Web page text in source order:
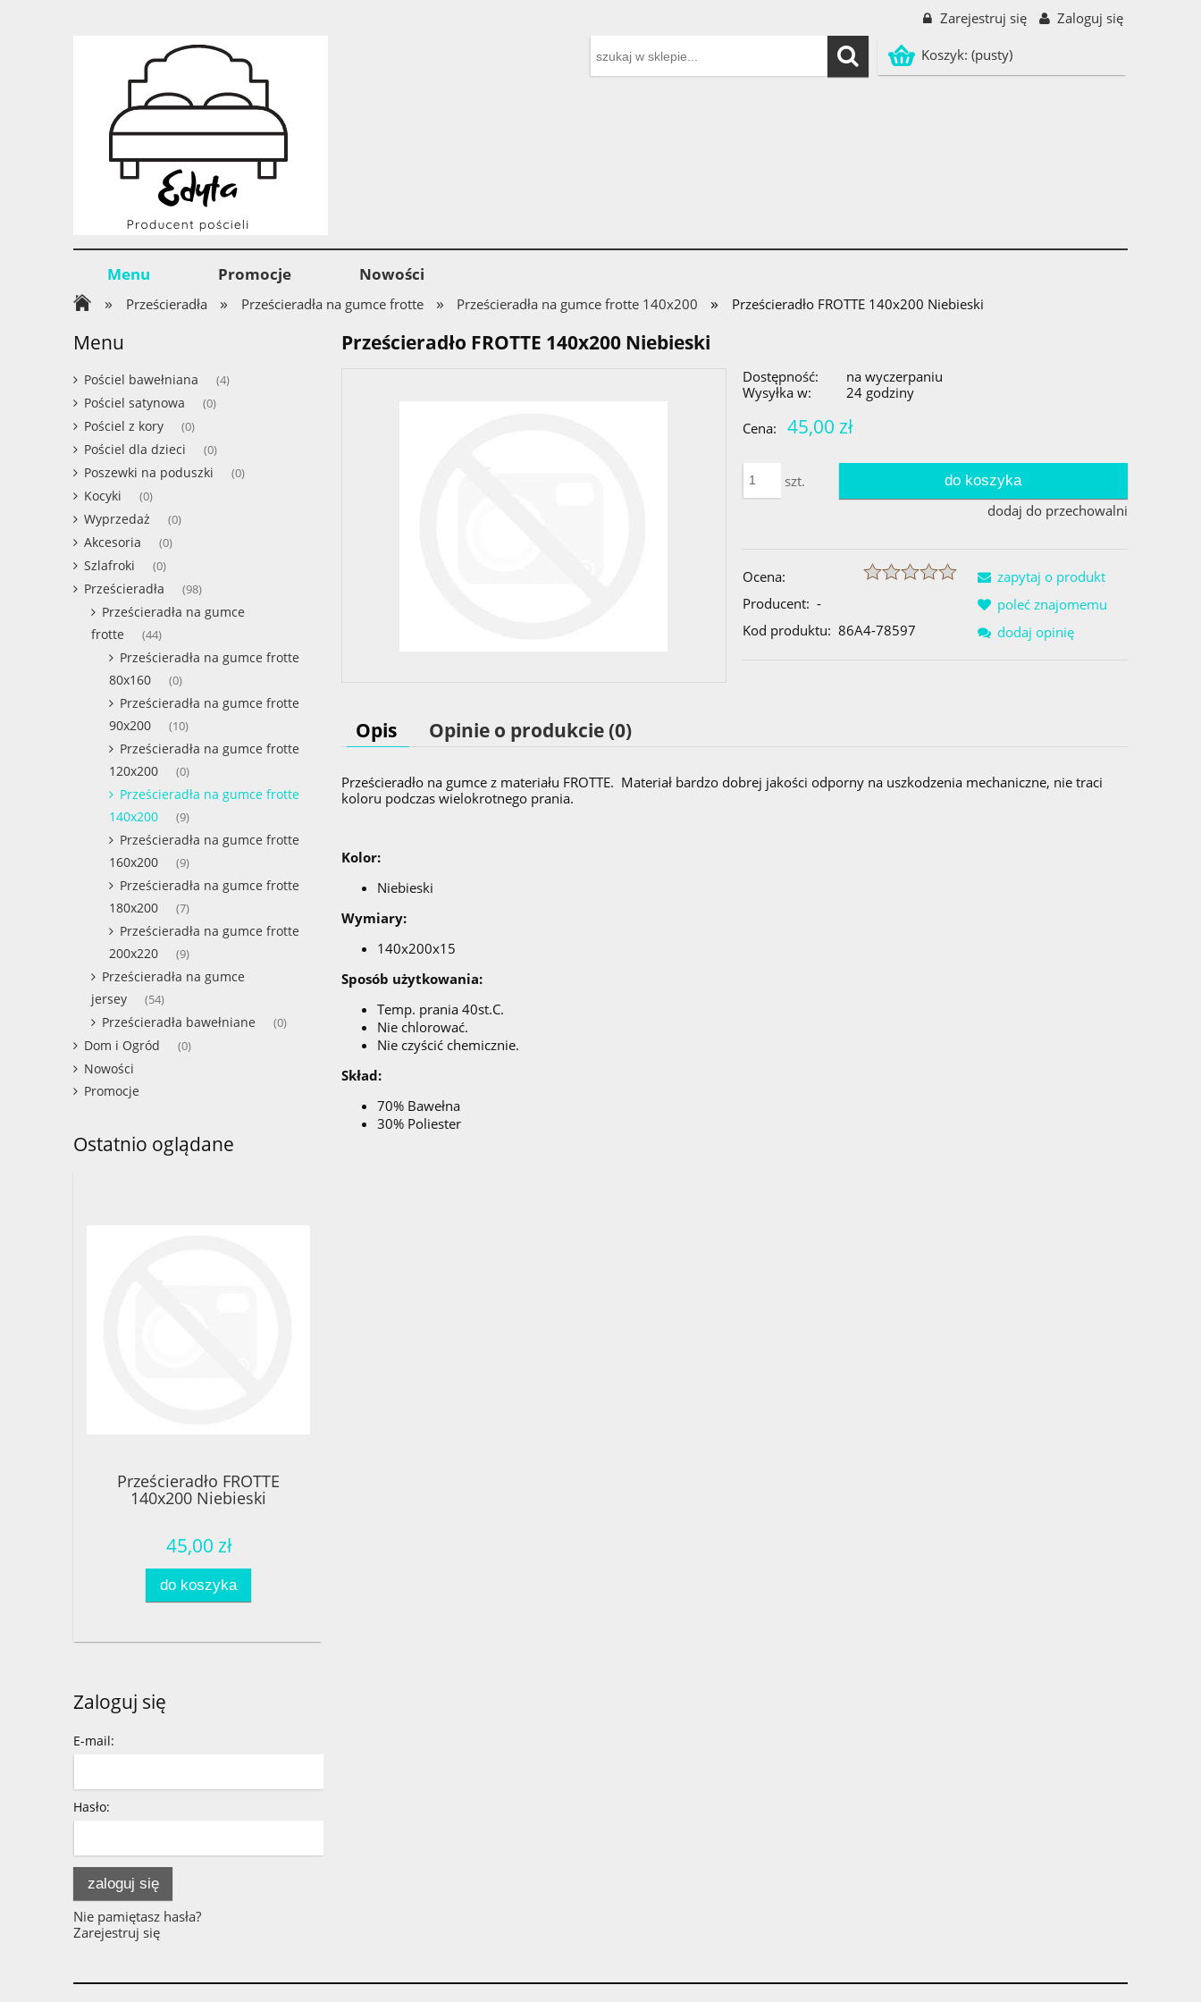
Zarejestruj się Zaloguj się
Koszyk: (pusty)
Menu Promocje Nowości
» Prześcieradła » Prześcieradła na gumce frotte » Prześcieradła na gumce frotte 140x200 » Prześcieradło FROTTE 140x200 Niebieski
Menu
Pościel bawełniana (4)
Pościel satynowa (0)
Pościel z kory (0)
Pościel dla dzieci (0)
Poszewki na poduszki (0)
Kocyki (0)
Wyprzedaż (0)
Akcesoria (0)
Szlafroki (0)
Prześcieradła (98)
Prześcieradła na gumce
frotte
(44)
Prześcieradła na gumce frotte
80x160
(0)
Prześcieradła na gumce frotte
90x200
(10)
Prześcieradła na gumce frotte
120x200
(0)
Prześcieradła na gumce frotte
140x200
(9)
Prześcieradła na gumce frotte
160x200
(9)
Prześcieradła na gumce frotte
180x200
(7)
Prześcieradła na gumce frotte
200x220
(9)
Prześcieradła na gumce
jersey
(54)
Prześcieradła bawełniane (0)
Dom i Ogród (0)
Nowości
Promocje
Ostatnio oglądane
Prześcieradło FROTTE
140x200 Niebieski
45,00 zł
do koszyka
Zaloguj się
E-mail:
Hasło:
zaloguj się
Nie pamiętasz hasła?
Zarejestruj się
Prześcieradło FROTTE 140x200 Niebieski
Dostępność:
na wyczerpaniu
Wysyłka w:
24 godziny
Cena:
45,00 zł
szt.
do koszyka
dodaj do przechowalni
Ocena:
Producent: -
Kod produktu: 86A4-78597
zapytaj o produkt
poleć znajomemu
dodaj opinię
Opis Opinie o produkcie (0)
Prześcieradło na gumce z materiału FROTTE. Materiał bardzo dobrej jakości odporny na uszkodzenia mechaniczne, nie traci
koloru podczas wielokrotnego prania.
Kolor:
Niebieski
Wymiary:
140x200x15
Sposób użytkowania:
Temp. prania 40st.C.
Nie chlorować.
Nie czyścić chemicznie.
Skład:
70% Bawełna
30% Poliester